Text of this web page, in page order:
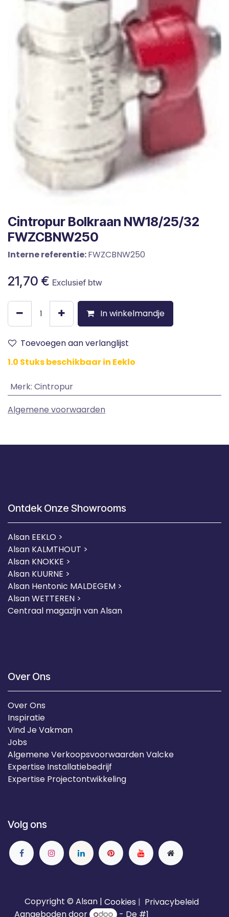
Cintropur Bolkraan NW18/25/32
FWZCBNW250
Interne referentie:FWZCBNW250
21,70 € Exclusief btw
In winkelmandje
Toevoegen aan verlanglijst
1.0 Stuks beschikbaar in Eeklo
Merk: Cintropur
Algemene voorwaarden
Ontdek Onze Showrooms
Alsan EEKLO >
Alsan KALMTHOUT >
Alsan KNOKKE >
Alsan KUURNE >
Alsan Hentonic MALDEGEM >
Alsan WETTEREN >
Centraal magazijn van Alsan
Over Ons
Over Ons
Inspiratie
Vind Je Vakman
Jobs
Algemene Verkoopsvoorwaarden Valcke
Expertise Installatiebedrijf
Expertise Projectontwikkeling
Volg ons
Copyright © Alsan | Cookies | Privacybeleid
Aangeboden door
- De #1